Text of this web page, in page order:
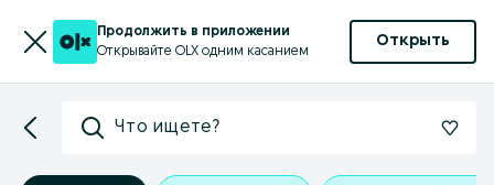
Продолжить в приложении
Открывайте OLX одним касанием
Открыть
Что ищете?